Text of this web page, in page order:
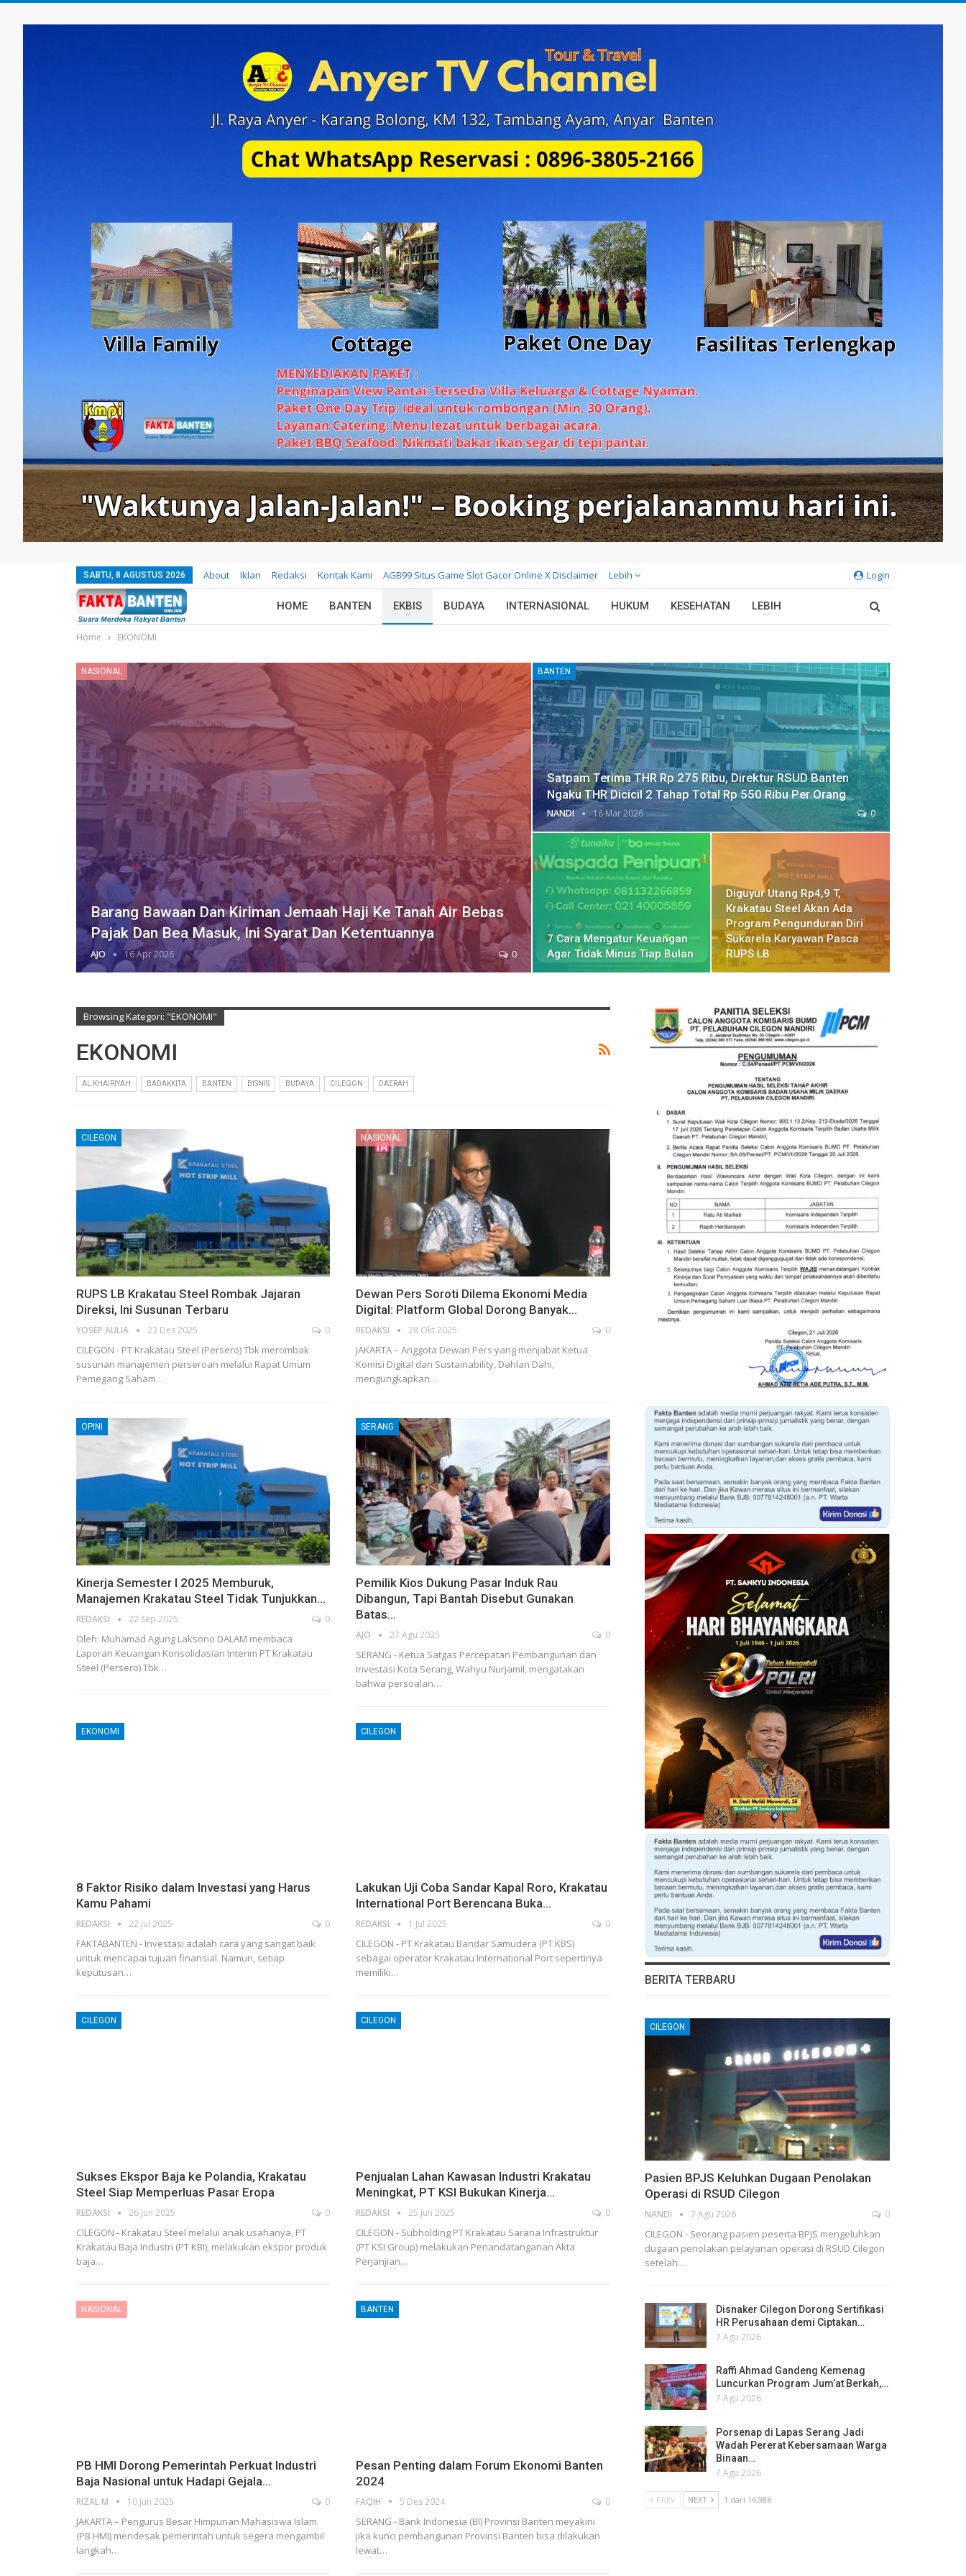
Login
SABTU, 8 AGUSTUS 2026 About Iklan Redaksi Kontak Kami AGB99 Situs Game Slot Gacor Online X Disclaimer Lebih
HOME BANTEN EKBIS BUDAYA INTERNASIONAL HUKUM KESEHATAN LEBIH
Home EKONOMI
NASIONAL
Barang Bawaan Dan Kiriman Jemaah Haji Ke Tanah Air Bebas
Pajak Dan Bea Masuk, Ini Syarat Dan Ketentuannya
AJO 16 Apr 2026 0
BANTEN
Satpam Terima THR Rp 275 Ribu, Direktur RSUD Banten
Ngaku THR Dicicil 2 Tahap Total Rp 550 Ribu Per Orang
NANDI 16 Mar 2026 0
7 Cara Mengatur Keuangan
Agar Tidak Minus Tiap Bulan
Diguyur Utang Rp4,9 T,
Krakatau Steel Akan Ada
Program Pengunduran Diri
Sukarela Karyawan Pasca
RUPS LB
Browsing Kategori: "EKONOMI"
EKONOMI
AL KHAIRIYAH BADAKKITA BANTEN BISNIS BUDAYA CILEGON DAERAH
CILEGON
RUPS LB Krakatau Steel Rombak Jajaran
Direksi, Ini Susunan Terbaru
YOSEP AULIA 23 Des 2025 0
CILEGON - PT Krakatau Steel (Persero) Tbk merombak
susunan manajemen perseroan melalui Rapat Umum
Pemegang Saham…
NASIONAL
‎Dewan Pers Soroti Dilema Ekonomi Media
Digital: Platform Global Dorong Banyak…
REDAKSI 28 Okt 2025 0
‎JAKARTA – Anggota Dewan Pers yang menjabat Ketua
Komisi Digital dan Sustainability, Dahlan Dahi,
mengungkapkan…
OPINI
Kinerja Semester I 2025 Memburuk,
Manajemen Krakatau Steel Tidak Tunjukkan…
REDAKSI 22 Sep 2025 0
Oleh: Muhamad Agung Laksono DALAM membaca
Laporan Keuangan Konsolidasian Interim PT Krakatau
Steel (Persero) Tbk…
SERANG
Pemilik Kios Dukung Pasar Induk Rau
Dibangun, Tapi Bantah Disebut Gunakan
Batas…
AJO 27 Agu 2025 0
SERANG - Ketua Satgas Percepatan Pembangunan dan
Investasi Kota Serang, Wahyu Nurjamil, mengatakan
bahwa persoalan…
EKONOMI
8 Faktor Risiko dalam Investasi yang Harus
Kamu Pahami
REDAKSI 22 Jul 2025 0
FAKTABANTEN - Investasi adalah cara yang sangat baik
untuk mencapai tujuan finansial. Namun, setiap
keputusan…
CILEGON
Lakukan Uji Coba Sandar Kapal Roro, Krakatau
International Port Berencana Buka…
REDAKSI 1 Jul 2025 0
CILEGON - PT Krakatau Bandar Samudera (PT KBS)
sebagai operator Krakatau International Port sepertinya
memiliki…
CILEGON
Sukses Ekspor Baja ke Polandia, Krakatau
Steel Siap Memperluas Pasar Eropa
REDAKSI 26 Jun 2025 0
CILEGON - Krakatau Steel melalui anak usahanya, PT
Krakatau Baja Industri (PT KBI), melakukan ekspor produk
baja…
CILEGON
Penjualan Lahan Kawasan Industri Krakatau
Meningkat, PT KSI Bukukan Kinerja…
REDAKSI 25 Jun 2025 0
CILEGON - Subholding PT Krakatau Sarana Infrastruktur
(PT KSI Group) melakukan Penandatanganan Akta
Perjanjian…
NASIONAL
PB HMI Dorong Pemerintah Perkuat Industri
Baja Nasional untuk Hadapi Gejala…
RIZAL M 10 Jun 2025 0
JAKARTA – Pengurus Besar Himpunan Mahasiswa Islam
(PB HMI) mendesak pemerintah untuk segera mengambil
langkah…
BANTEN
Pesan Penting dalam Forum Ekonomi Banten
2024
FAQIH 5 Des 2024 0
SERANG - Bank Indonesia (BI) Provinsi Banten meyakini
jika kunci pembangunan Provinsi Banten bisa dilakukan
lewat…
BERITA TERBARU
CILEGON
Pasien BPJS Keluhkan Dugaan Penolakan
Operasi di RSUD Cilegon
NANDI 7 Agu 2026 0
CILEGON - Seorang pasien peserta BPJS mengeluhkan
dugaan penolakan pelayanan operasi di RSUD Cilegon
setelah…
Disnaker Cilegon Dorong Sertifikasi
HR Perusahaan demi Ciptakan…
7 Agu 2026
Raffi Ahmad Gandeng Kemenag
Luncurkan Program Jum’at Berkah,…
7 Agu 2026
Porsenap di Lapas Serang Jadi
Wadah Pererat Kebersamaan Warga
Binaan…
7 Agu 2026
PREV NEXT 1 dari 14,986